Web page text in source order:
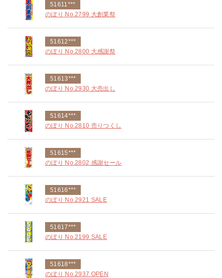
51611***
のぼり No.2799 大創業祭
51612***
のぼり No.2800 大感謝祭
51613***
のぼり No.2930 大売出し
51614***
のぼり No.2810 売りつくし
51615***
のぼり No.2802 感謝セール
51616***
のぼり No.2921 SALE
51617***
のぼり No.2199 SALE
51618***
のぼり No.2937 OPEN